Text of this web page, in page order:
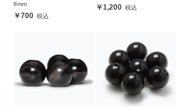
8mm
700
1,200